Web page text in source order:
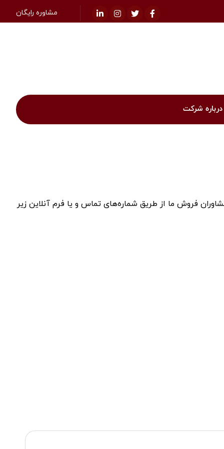
مشاوره رایگان
درباره شرکت
فروش ما از طریق شماره‌های تماس و یا فرم آنلاین زیر